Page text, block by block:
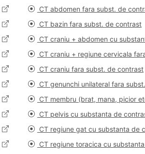
CT abdomen fara subst. de
CT bazin fara subst. de contrast
CT craniu + abdomen cu
CT craniu + regiune cervicala
CT craniu fara subst. de contrast
CT genunchi unilateral fara
CT membru (brat, mana, picior
CT pelvis cu substanta de
CT regiune gat cu substanta de
CT regiune toracica cu